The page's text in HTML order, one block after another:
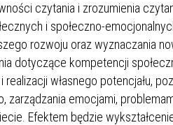
czytania i zrozumienia
i społeczno-
rozwoju oraz wyznaczania
dotyczące kompetencji
własnego potencjału,
zarządzania emocjami,
Efektem będzie